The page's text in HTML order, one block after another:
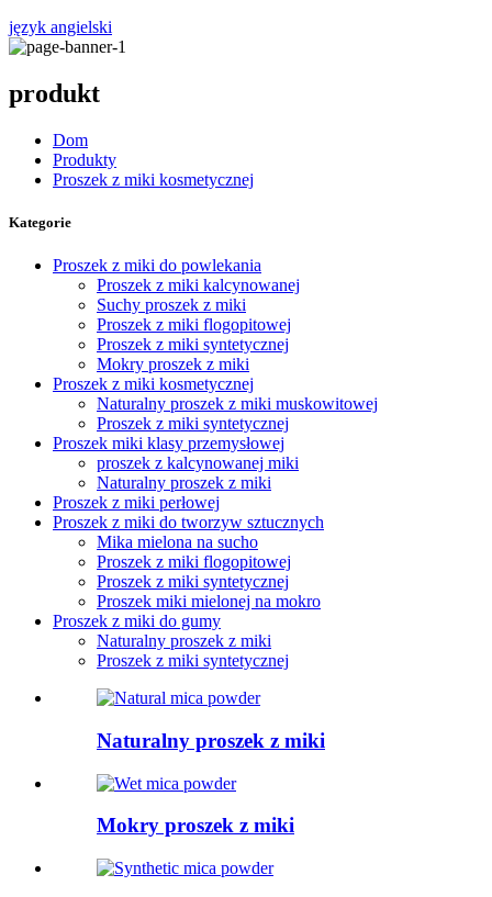
język angielski
produkt
Dom
Produkty
Proszek z miki kosmetycznej
Kategorie
Proszek z miki do powlekania
Proszek z miki kalcynowanej
Suchy proszek z miki
Proszek z miki flogopitowej
Proszek z miki syntetycznej
Mokry proszek z miki
Proszek z miki kosmetycznej
Naturalny proszek z miki muskowitowej
Proszek z miki syntetycznej
Proszek miki klasy przemysłowej
proszek z kalcynowanej miki
Naturalny proszek z miki
Proszek z miki perłowej
Proszek z miki do tworzyw sztucznych
Mika mielona na sucho
Proszek z miki flogopitowej
Proszek z miki syntetycznej
Proszek miki mielonej na mokro
Proszek z miki do gumy
Naturalny proszek z miki
Proszek z miki syntetycznej
Naturalny proszek z miki
Mokry proszek z miki